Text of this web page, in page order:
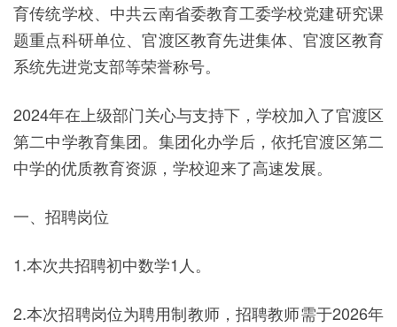
育传统学校、中共云南省委教育工委学校党建研究课
题重点科研单位、官渡区教育先进集体、官渡区教育
系统先进党支部等荣誉称号。
2024年在上级部门关心与支持下，学校加入了官渡区
第二中学教育集团。集团化办学后，依托官渡区第二
中学的优质教育资源，学校迎来了高速发展。
一、招聘岗位
1.本次共招聘初中数学1人。
2.本次招聘岗位为聘用制教师，招聘教师需于2026年